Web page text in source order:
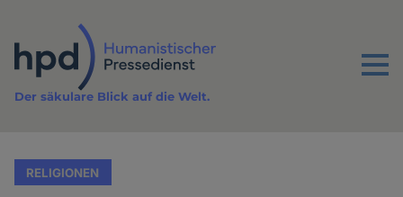
Inhalt
Menu
Der säkulare Blick auf die Welt.
RELIGIONEN